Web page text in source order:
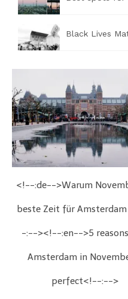
Black Lives
<!--:de-->Warum
beste Zeit für
-:--><!--:en-->5
Amsterdam in
perfect<!--:-->